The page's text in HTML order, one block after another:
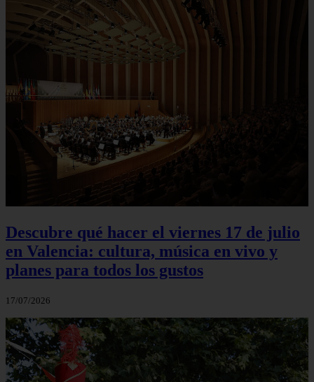
Descubre qué hacer el viernes 17 de julio
en Valencia: cultura, música en vivo y
planes para todos los gustos
17/07/2026